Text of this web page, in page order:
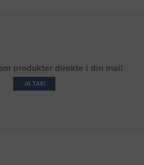
produkter direkte i din mail
JA TAK!